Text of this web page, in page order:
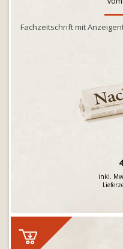
Fachzeitschrift mit
inkl.